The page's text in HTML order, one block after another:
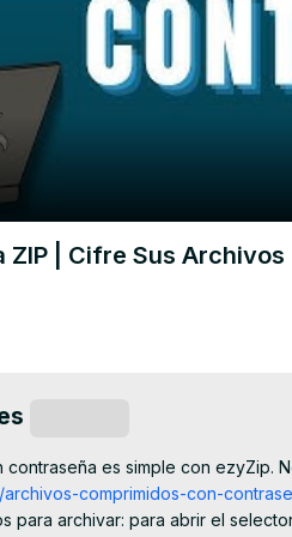
| Cifre Sus Archivos
es simple con ezyZip.
comprimidos-con-
para archivar: para abrir el